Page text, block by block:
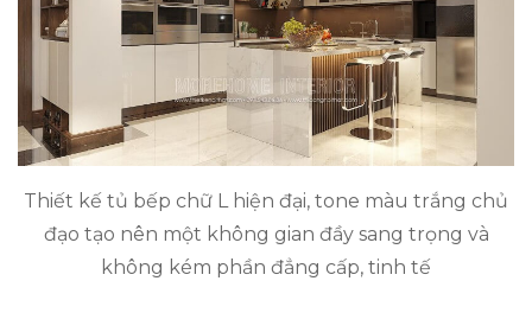
Thiết kế tủ bếp chữ L hiện đại, tone màu trắng chủ
đạo tạo nên một không gian đầy sang trọng và
không kém phần đẳng cấp, tinh tế